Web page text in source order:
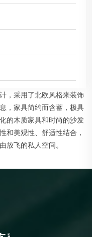
，采用了北欧风格来装饰
，家具简约而含蓄，极具
的木质家具和时尚的沙发
和美观性、舒适性结合，
放飞的私人空间。